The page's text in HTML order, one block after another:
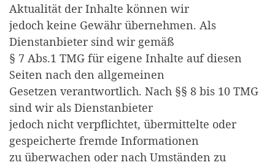
Aktualität der Inhalte können wir
jedoch keine Gewähr übernehmen. Als
Dienstanbieter sind wir gemäß
§ 7 Abs.1 TMG für eigene Inhalte auf diesen
Seiten nach den allgemeinen
Gesetzen verantwortlich. Nach §§ 8 bis 10 TMG
sind wir als Dienstanbieter
jedoch nicht verpflichtet, übermittelte oder
gespeicherte fremde Informationen
zu überwachen oder nach Umständen zu